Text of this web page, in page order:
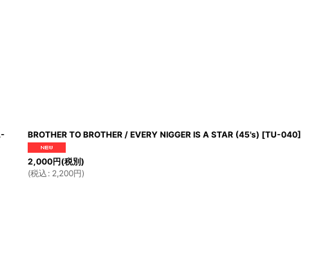
BROTHER TO BROTHER / EVERY NIGGER IS A STAR (45's) [TU-040]
2,000円(税別)
(税込 : 2,200円)